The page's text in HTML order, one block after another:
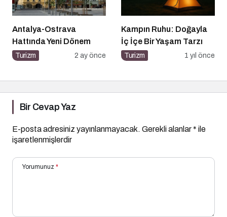
Antalya-Ostrava
Hattında Yeni Dönem
Turizm 2 ay önce
Kampın Ruhu: Doğayla
İç İçe Bir Yaşam Tarzı
Turizm 1 yıl önce
Bir Cevap Yaz
E-posta adresiniz yayınlanmayacak. Gerekli alanlar* ile
işaretlenmişlerdir
Yorumunuz *